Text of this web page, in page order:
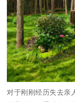
对于刚刚经历失去亲